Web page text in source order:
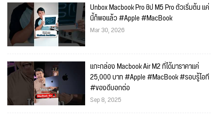
Unbox Macbook Pro ชิป M5 Pro ตัวเริ่มต้น แค่
นี้ก็พอแล้ว #Apple #MacBook
Mar 30, 2026
แกะกล่อง Macbook Air M2 ที่ได้มาราคาแค่
25,000 บาท #Apple #MacBook #รอบรู้ไอที
#ของดีบอกต่อ
Sep 8, 2025